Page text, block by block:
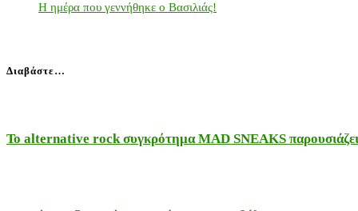
Η ημέρα που γεννήθηκε ο Βασιλιάς!
Διαβάστε…
Το alternative rock συγκρότημα MAD SNEAKS